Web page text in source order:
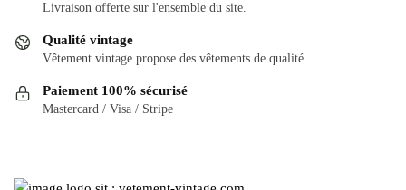
Livraison offerte sur l'ensemble du site.
Qualité vintage
Vêtement vintage propose des vêtements de qualité.
Paiement 100% sécurisé
Mastercard / Visa / Stripe